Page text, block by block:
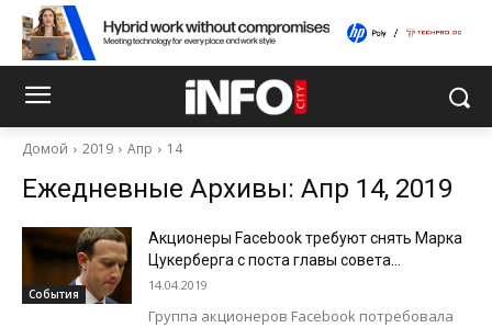
Домой 2019 Апр 14
Ежедневные Архивы: Апр 14, 2019
События
Акционеры Facebook требуют снять Марка
Цукерберга с поста главы совета
директоров
14.04.2019
Группа акционеров Facebook потребовала